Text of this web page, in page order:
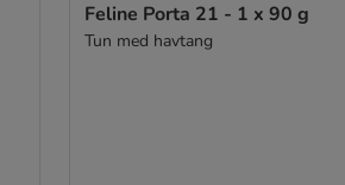
Feline Porta 21 - 1 x 90 g
Tun med havtang